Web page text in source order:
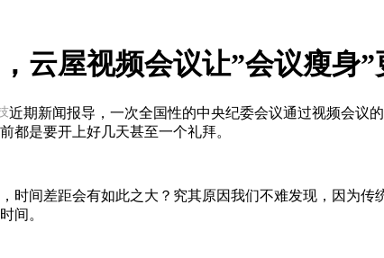
云屋视频会议让”会议瘦身”
近期新闻报导，一次全国性的中央纪委会议通过视频会议
都是要开上好几天甚至一个礼拜。
时间差距会有如此之大？究其原因我们不难发现，因为
间。